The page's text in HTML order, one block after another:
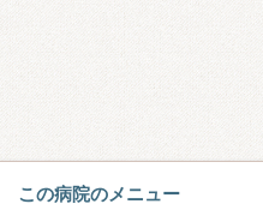
この病院のメニュー